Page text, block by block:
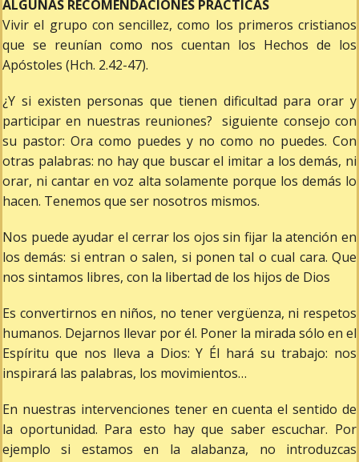
ALGUNAS RECOMENDACIONES PRÁCTICAS
Vivir el grupo con sencillez, como los primeros cristianos
que se reunían como nos cuentan los Hechos de los
Apóstoles (Hch. 2.42-47).
¿Y si existen personas que tienen dificultad para orar y
participar en nuestras reuniones? siguiente consejo con
su pastor: Ora como puedes y no como no puedes. Con
otras palabras: no hay que buscar el imitar a los demás, ni
orar, ni cantar en voz alta solamente porque los demás lo
hacen. Tenemos que ser nosotros mismos.
Nos puede ayudar el cerrar los ojos sin fijar la atención en
los demás: si entran o salen, si ponen tal o cual cara. Que
nos sintamos libres, con la libertad de los hijos de Dios
Es convertirnos en niños, no tener vergüenza, ni respetos
humanos. Dejarnos llevar por él. Poner la mirada sólo en el
Espíritu que nos lleva a Dios: Y Él hará su trabajo: nos
inspirará las palabras, los movimientos…
En nuestras intervenciones tener en cuenta el sentido de
la oportunidad. Para esto hay que saber escuchar. Por
ejemplo si estamos en la alabanza, no introduzcas